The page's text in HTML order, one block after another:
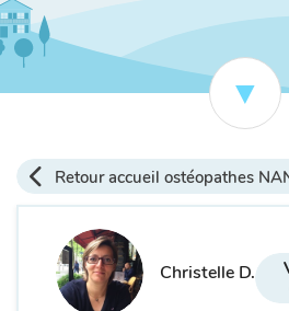
Retour accueil ostéopathes
Christelle D.